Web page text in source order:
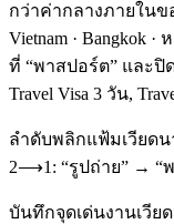
กว่าค่ากลางภายในข
Vietnam · Bangkok
ที่ “พาสปอร์ต” และปิ
Travel Visa 3 วัน,
ลำดับพลิกแฟ้มเวียด
2⟶1: “รูปถ่าย” → “
บันทึกจุดเด่นงานเวียด